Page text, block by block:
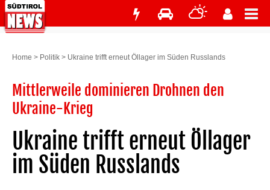
Home > Politik > Ukraine trifft erneut Öllager im Süden Russlands
Mittlerweile dominieren Drohnen den
Ukraine-Krieg
Ukraine trifft erneut Öllager
im Süden Russlands